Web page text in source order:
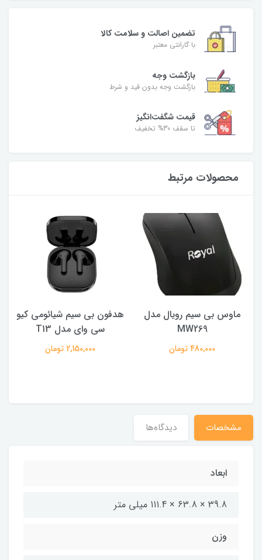
تضمین اصالت و سلامت کالا
با گارانتی معتبر
بازگشت وجه
بازگشت وجه بدون قید و شرط
قیمت شگفت‌انگیز
تا سقف 30% تخفیف
محصولات مرتبط
ماوس بی سیم رویال مدل
MW269
480,000 تومان
هدفون بی سیم شیائومی کیو
سی وای مدل T13
2,150,000 تومان
مشخصات دیدگاه‌ها
ابعاد
39.8 × 63.8 × 111.4 میلی متر
وزن